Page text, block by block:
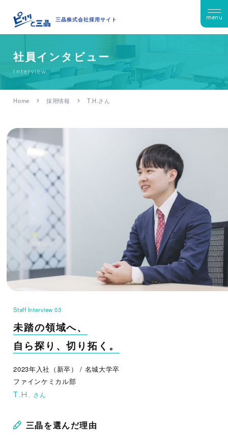
三晶株式会社採用サイト menu
社員インタビュー
Interview
Home 採用情報 T.H.さん
Staff Interview 03
未踏の領域へ、
自ら探り、切り拓く。
2023年入社（新卒） / 名城大学卒
ファインケミカル部
T.H. さん
三晶を選んだ理由